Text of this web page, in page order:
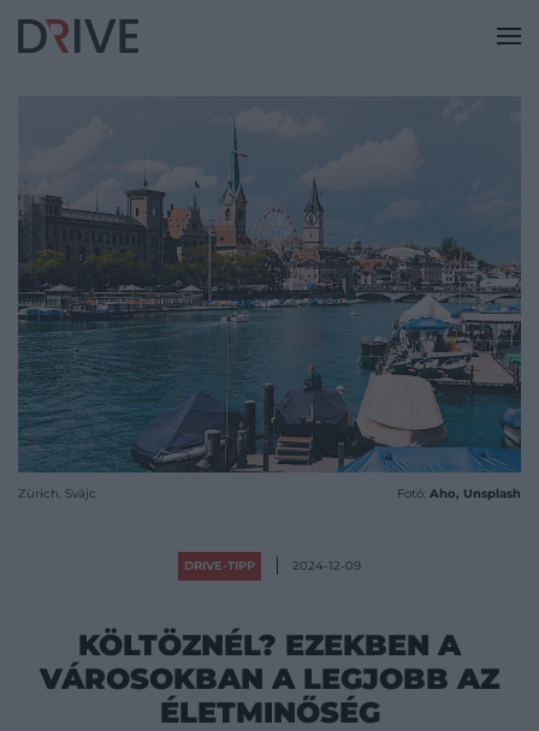
Zürich, Svájc Fotó: Aho, Unsplash
DRIVE-TIPP 2024-12-09
KÖLTÖZNÉL? EZEKBEN A
VÁROSOKBAN A LEGJOBB AZ
ÉLETMINŐSÉG